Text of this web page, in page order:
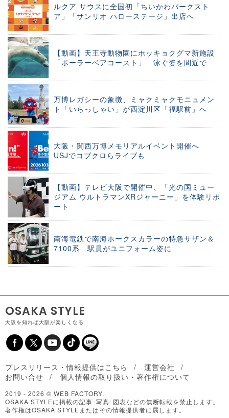
ルクア サウスに全国初「ちいかわパークスト
ア」「サンリオ ハローステージ」出店へ
【動画】天王寺動物園にホッキョクグマ新施設
「ポーラーベアコースト」 泳ぐ姿を間近で
万博レガシーの象徴、ミャクミャクモニュメン
ト「いらっしゃい」が西淀川区「福駅前」へ
大阪・関西万博メモリアルイベント開催へ
USJでコブクロらライブも
【動画】テレビ大阪で開催中、「光の国ミュー
ジアム ウルトラマンXRジャーニー」を体験リポ
ート
南海電鉄で南海ホークスカラーの特急サザン＆
7100系 駅員がユニフォーム姿に
OSAKA STYLE
大阪を知れば大阪が楽しくなる
プレスリリース・情報提供はこちら
運営会社
お問い合せ
個人情報の取り扱い・著作権について
2019 - 2026 © WEB FACTORY.
OSAKA STYLEに掲載の記事･写真･図表などの無断転載を禁止します。
著作権はOSAKA STYLEまたはその情報提供者に属します。